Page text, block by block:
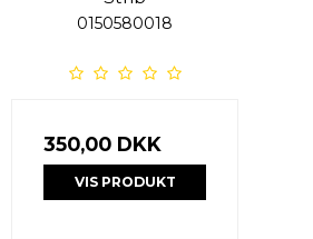
0150580018
350,00 DKK
VIS PRODUKT